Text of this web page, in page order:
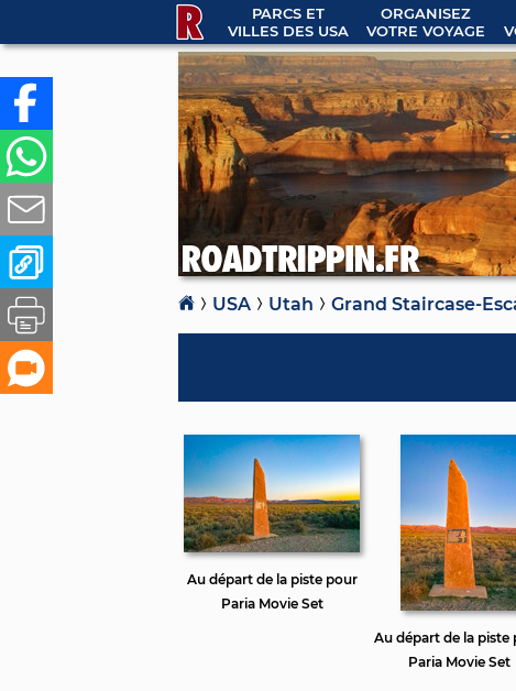
PARCS ET
VILLES DES USA
ORGANISEZ
VOTRE VOYAGE
USA Utah Grand Staircase-
Au départ de la piste pour
Paria Movie Set
Au départ de la piste
Paria Movie Set